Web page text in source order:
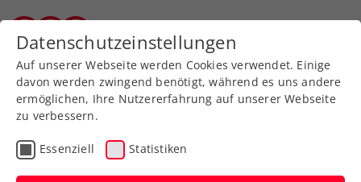
Zurück zur Newsübersicht
Rollstuhltennis
Datenschutzeinstellungen
Auf unserer Webseite werden Cookies verwendet. Einige
davon werden zwingend benötigt, während es uns andere
ermöglichen, Ihre Nutzererfahrung auf unserer Webseite
zu verbessern.
Essenziell Statistiken